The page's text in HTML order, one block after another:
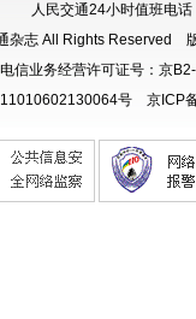
人民交通24小时值班电
杂志 All Rights Reserved
信业务经营许可证号：京
号
京ICP